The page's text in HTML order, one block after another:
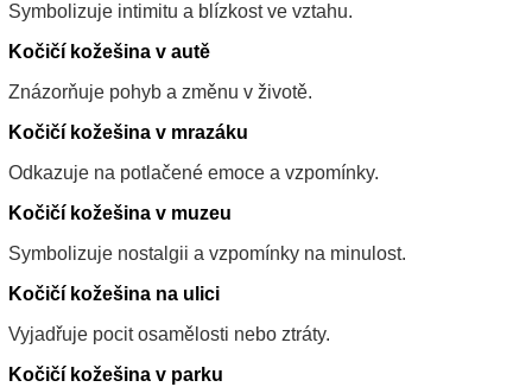
Symbolizuje intimitu a blízkost ve vztahu.
Kočičí kožešina v autě
Znázorňuje pohyb a změnu v životě.
Kočičí kožešina v mrazáku
Odkazuje na potlačené emoce a vzpomínky.
Kočičí kožešina v muzeu
Symbolizuje nostalgii a vzpomínky na minulost.
Kočičí kožešina na ulici
Vyjadřuje pocit osamělosti nebo ztráty.
Kočičí kožešina v parku